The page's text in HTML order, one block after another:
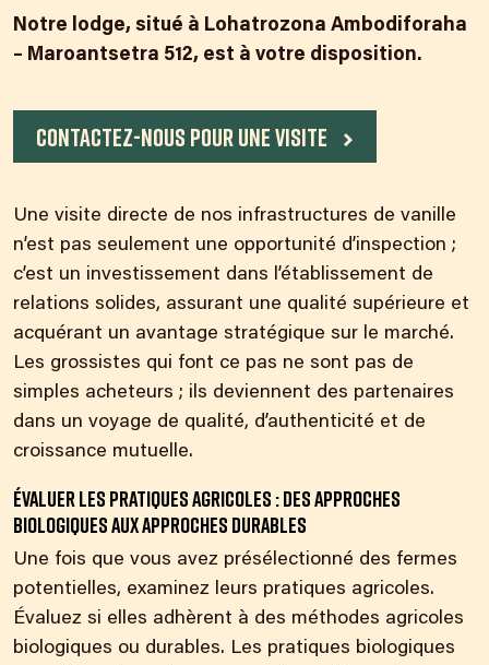
Notre lodge, situé à Lohatrozona Ambodiforaha
– Maroantsetra 512, est à votre disposition.
Contactez-nous pour une visite
Une visite directe de nos infrastructures de vanille
n’est pas seulement une opportunité d’inspection ;
c’est un investissement dans l’établissement de
relations solides, assurant une qualité supérieure et
acquérant un avantage stratégique sur le marché.
Les grossistes qui font ce pas ne sont pas de
simples acheteurs ; ils deviennent des partenaires
dans un voyage de qualité, d’authenticité et de
croissance mutuelle.
Évaluer les pratiques agricoles : des approches
biologiques aux approches durables
Une fois que vous avez présélectionné des fermes
potentielles, examinez leurs pratiques agricoles.
Évaluez si elles adhèrent à des méthodes agricoles
biologiques ou durables. Les pratiques biologiques